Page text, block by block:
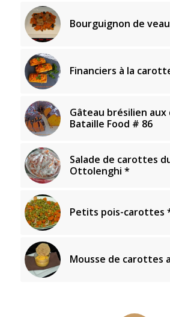
Bourguignon de veau
Financiers à la
Gâteau brésilien
Bataille Food # 86
Salade de carottes
Ottolenghi *
Petits pois-carottes
Mousse de carottes